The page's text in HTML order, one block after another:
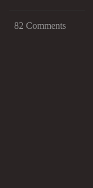
82 Comments